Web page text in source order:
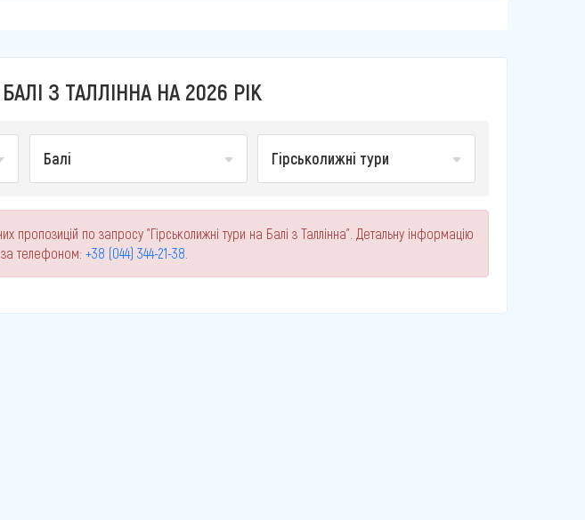
З ТАЛЛІННА НА 2026 РІК
Балі Гірськолижні тури
пропозицій по запросу "Гірськолижні тури на Балі з Таллінна". Детальну інформацію
телефоном: +38 (044) 344-21-38